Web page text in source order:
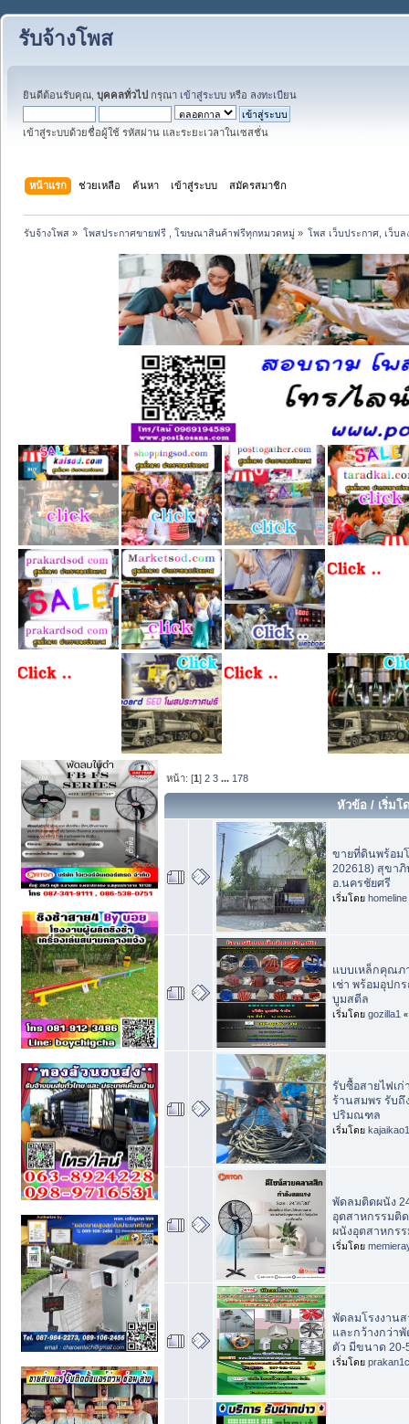
รับจ้างโพส
ยินดีต้อนรับคุณ, บุคคลทั่วไป กรุณา เข้าสู่ระบบ หรือ ลงทะเบียน
เข้าสู่ระบบด้วยชื่อผู้ใช้ รหัสผ่าน และระยะเวลาในเซสชั่น
หน้าแรก ช่วยเหลือ ค้นหา เข้าสู่ระบบ สมัครสมาชิก
รับจ้างโพส » โพสประกาศขายฟรี , โฆษณาสินค้าฟรีทุกหมวดหมู่» โพส เว็บประกาศ, เว็บ
หน้า: [1]2 3 ... 178
หัวข้อ / เริ่มโ
ขายที่ดินพร้อม
202618) สุขา
อ.นครชัยศรี
เริ่มโดย homeline
แบบเหล็กคุณภ
เช่า พร้อมอุปก
บูมสตีล
เริ่มโดย gozilla1
รับซื้อสายไฟเก่
ร้านสมพร รับถึ
ปริมณฑล
เริ่มโดย kajaikao1
พัดลมติดผนัง
อุตสาหกรรมติ
ผนังอุตสาหกร
เริ่มโดย
พัดลมโรงงาน
และกว้างกว่า
ตัว มีขนาด 20-
เริ่มโดย prakan1c